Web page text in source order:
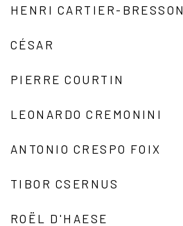
HENRI CARTIER-BRESSON
CÉSAR
PIERRE COURTIN
LEONARDO CREMONINI
ANTONIO CRESPO FOIX
TIBOR CSERNUS
ROËL D'HAESE